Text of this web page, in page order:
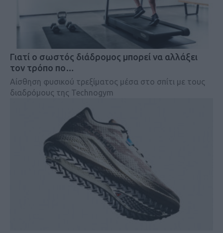
Γιατί ο σωστός διάδρομος μπορεί να αλλάξει
τον τρόπο πο…
Αίσθηση φυσικού τρεξίματος μέσα στο σπίτι με τους
διαδρόμους της Technogym